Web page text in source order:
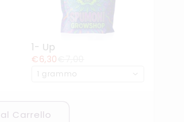
1- Up
€6,30
1 grammo
Carrello